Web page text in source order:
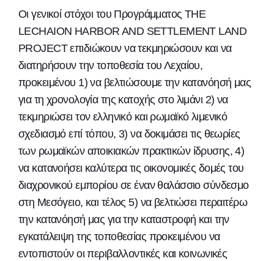
Οι γενικοί στόχοι του Προγράμματος THE
LECHAION HARBOR AND SETTLEMENT LAND
PROJECT επιδιώκουν να τεκμηριώσουν και να
διατηρήσουν την τοποθεσία του Λεχαίου,
προκειμένου 1) να βελτιώσουμε την κατανόησή μας
για τη χρονολογία της κατοχής στο λιμάνι 2) να
τεκμηριώσει τον ελληνικό και ρωμαϊκό λιμενικό
σχεδιασμό επί τόπου, 3) να δοκιμάσει τις θεωρίες
των ρωμαϊκών αποικιακών πρακτικών ίδρυσης, 4)
να κατανοήσει καλύτερα τις οικονομικές δομές του
διαχρονικού εμπορίου σε έναν θαλάσσιο σύνδεσμο
στη Μεσόγειο, και τέλος 5) να βελτιώσει περαιτέρω
την κατανόησή μας για την καταστροφή και την
εγκατάλειψη της τοποθεσίας προκειμένου να
εντοπιστούν οι περιβαλλοντικές και κοινωνικές